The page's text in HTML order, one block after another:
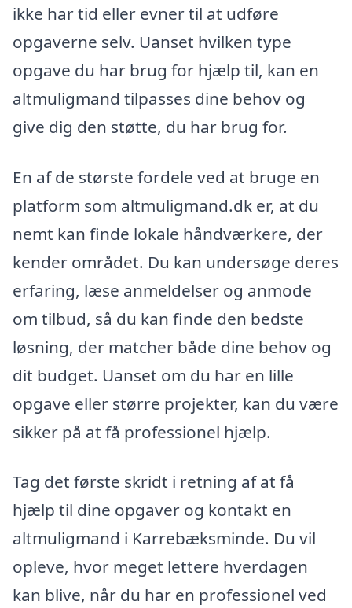
ikke har tid eller evner til at udføre
opgaverne selv. Uanset hvilken type
opgave du har brug for hjælp til, kan en
altmuligmand tilpasses dine behov og
give dig den støtte, du har brug for.
En af de største fordele ved at bruge en
platform som altmuligmand.dk er, at du
nemt kan finde lokale håndværkere, der
kender området. Du kan undersøge deres
erfaring, læse anmeldelser og anmode
om tilbud, så du kan finde den bedste
løsning, der matcher både dine behov og
dit budget. Uanset om du har en lille
opgave eller større projekter, kan du være
sikker på at få professionel hjælp.
Tag det første skridt i retning af at få
hjælp til dine opgaver og kontakt en
altmuligmand i Karrebæksminde. Du vil
opleve, hvor meget lettere hverdagen
kan blive, når du har en professionel ved